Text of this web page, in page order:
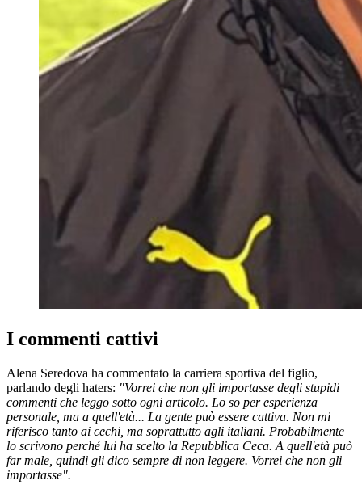
I commenti cattivi
Alena Seredova ha commentato la carriera sportiva del figlio,
parlando degli haters: "Vorrei che non gli importasse degli stupidi
commenti che leggo sotto ogni articolo. Lo so per esperienza
personale, ma a quell'età... La gente può essere cattiva. Non mi
riferisco tanto ai cechi, ma soprattutto agli italiani. Probabilmente
lo scrivono perché lui ha scelto la Repubblica Ceca. A quell'età può
far male, quindi gli dico sempre di non leggere. Vorrei che non gli
importasse".